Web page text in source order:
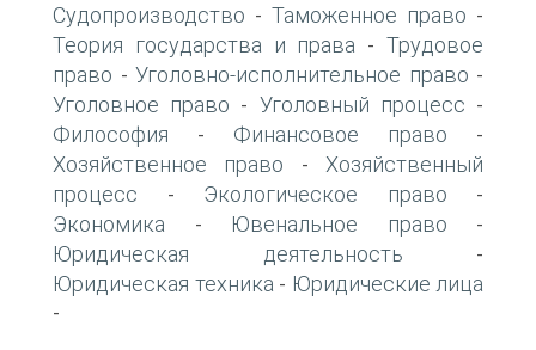
Судопроизводство - Таможенное право -
Теория государства и права -Трудовое
право - Уголовно-исполнительное право -
Уголовное право - Уголовный процесс -
Философия - Финансовое право -
Хозяйственное право - Хозяйственный
процесс - Экологическое право -
Экономика - Ювенальное право -
Юридическая деятельность -
Юридическая техника - Юридические лица
-